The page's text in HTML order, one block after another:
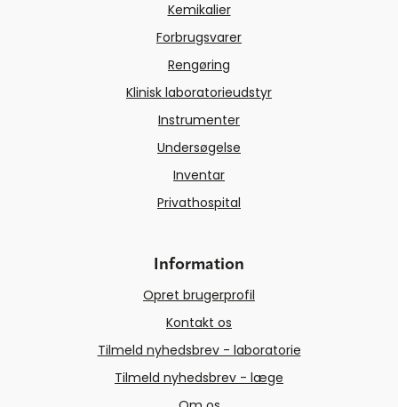
Kemikalier
Forbrugsvarer
Rengøring
Klinisk laboratorieudstyr
Instrumenter
Undersøgelse
Inventar
Privathospital
Information
Opret brugerprofil
Kontakt os
Tilmeld nyhedsbrev - laboratorie
Tilmeld nyhedsbrev - læge